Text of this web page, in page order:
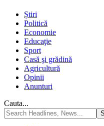
Știri
Politică
Economie
Educaţie
Sport
Casă şi grădină
Agricultură
Opinii
Anunturi
Cauta...